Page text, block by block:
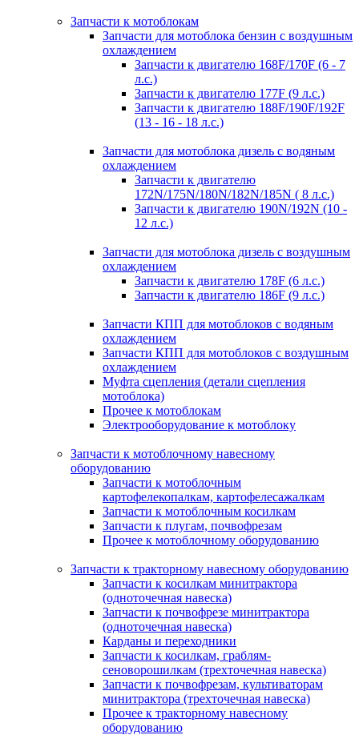
Запчасти к мотоблокам
Запчасти для мотоблока бензин с воздушным
охлаждением
Запчасти к двигателю 168F/170F (6 - 7
л.с.)
Запчасти к двигателю 177F (9 л.с.)
Запчасти к двигателю 188F/190F/192F
(13 - 16 - 18 л.с.)
Запчасти для мотоблока дизель с водяным
охлаждением
Запчасти к двигателю
172N/175N/180N/182N/185N ( 8 л.с.)
Запчасти к двигателю 190N/192N (10 -
12 л.с.)
Запчасти для мотоблока дизель с воздушным
охлаждением
Запчасти к двигателю 178F (6 л.с.)
Запчасти к двигателю 186F (9 л.с.)
Запчасти КПП для мотоблоков с водяным
охлаждением
Запчасти КПП для мотоблоков с воздушным
охлаждением
Муфта сцепления (детали сцепления
мотоблока)
Прочее к мотоблокам
Электрооборудование к мотоблоку
Запчасти к мотоблочному навесному
оборудованию
Запчасти к мотоблочным
картофелекопалкам, картофелесажалкам
Запчасти к мотоблочным косилкам
Запчасти к плугам, почвофрезам
Прочее к мотоблочному оборудованию
Запчасти к тракторному навесному оборудованию
Запчасти к косилкам минитрактора
(одноточечная навеска)
Запчасти к почвофрезе минитрактора
(одноточечная навеска)
Карданы и переходники
Запчасти к косилкам, граблям-
сеноворошилкам (трехточечная навеска)
Запчасти к почвофрезам, культиваторам
минитрактора (трехточечная навеска)
Прочее к тракторному навесному
оборудованию